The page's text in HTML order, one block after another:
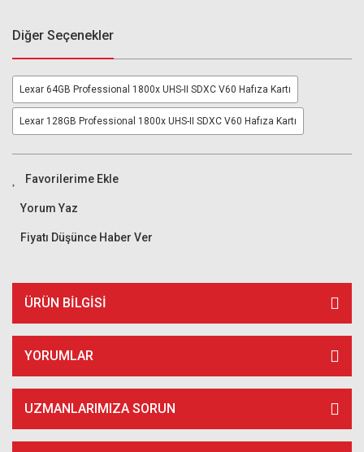
Diğer Seçenekler
Lexar 64GB Professional 1800x UHS-II SDXC V60 Hafıza Kartı
Lexar 128GB Professional 1800x UHS-II SDXC V60 Hafıza Kartı
Yorum Yaz
Fiyatı Düşünce Haber Ver
ÜRÜN BILGISI
YORUMLAR
UZMANLARIMIZA SORUN